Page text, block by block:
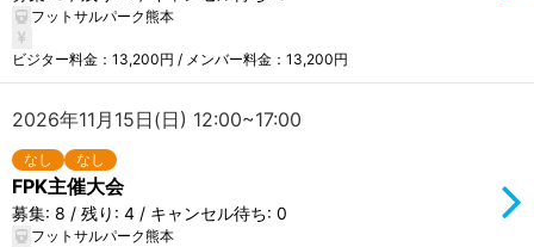
フットサルパーク熊本
ビジター料金：13,200円 / メンバー料金：13,200円
2026年11月15日(日) 12:00~17:00
なし なし
FPK主催大会
募集: 8 / 残り: 4 / キャンセル待ち: 0
フットサルパーク熊本